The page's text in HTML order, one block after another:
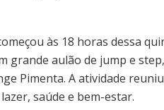
às 18 horas dessa
grande aulão de jump e
Pimenta. A atividade
saúde e bem-estar.